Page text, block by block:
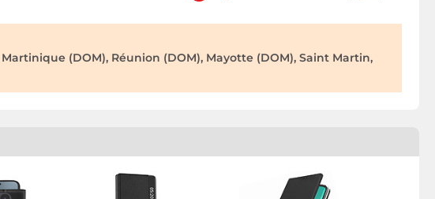
(DOM), Réunion (DOM), Mayotte (DOM), Saint Martin,